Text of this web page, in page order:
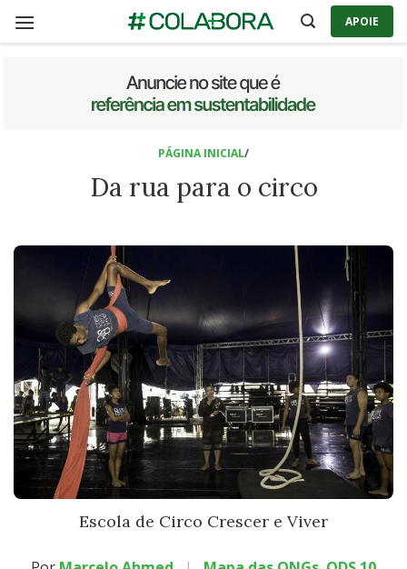
APOIE
PÁGINA INICIAL/
Da rua para o circo
Escola de Circo Crescer e Viver